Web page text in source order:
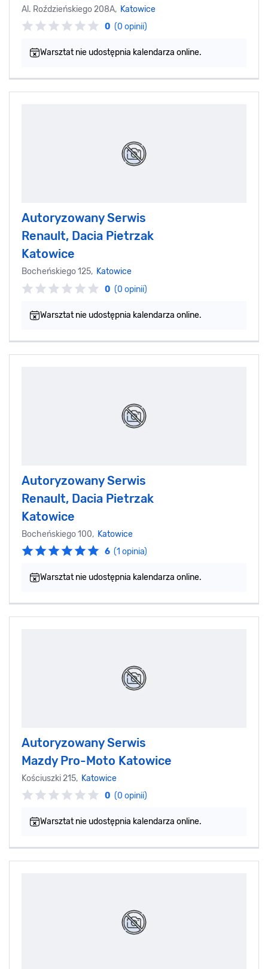
Al. Roździeńskiego 208A, Katowice
0 (0 opinii)
Warsztat nie udostępnia kalendarza online.
Autoryzowany Serwis
Renault, Dacia Pietrzak
Katowice
Bocheńskiego 125, Katowice
0 (0 opinii)
Warsztat nie udostępnia kalendarza online.
Autoryzowany Serwis
Renault, Dacia Pietrzak
Katowice
Bocheńskiego 100, Katowice
6 (1 opinia)
Warsztat nie udostępnia kalendarza online.
Autoryzowany Serwis
Mazdy Pro-Moto Katowice
Kościuszki 215, Katowice
0 (0 opinii)
Warsztat nie udostępnia kalendarza online.